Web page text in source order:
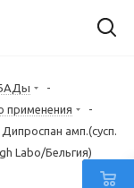
-
применения
-
Дипроспан амп.(сусп.
Labo/Бельгия)